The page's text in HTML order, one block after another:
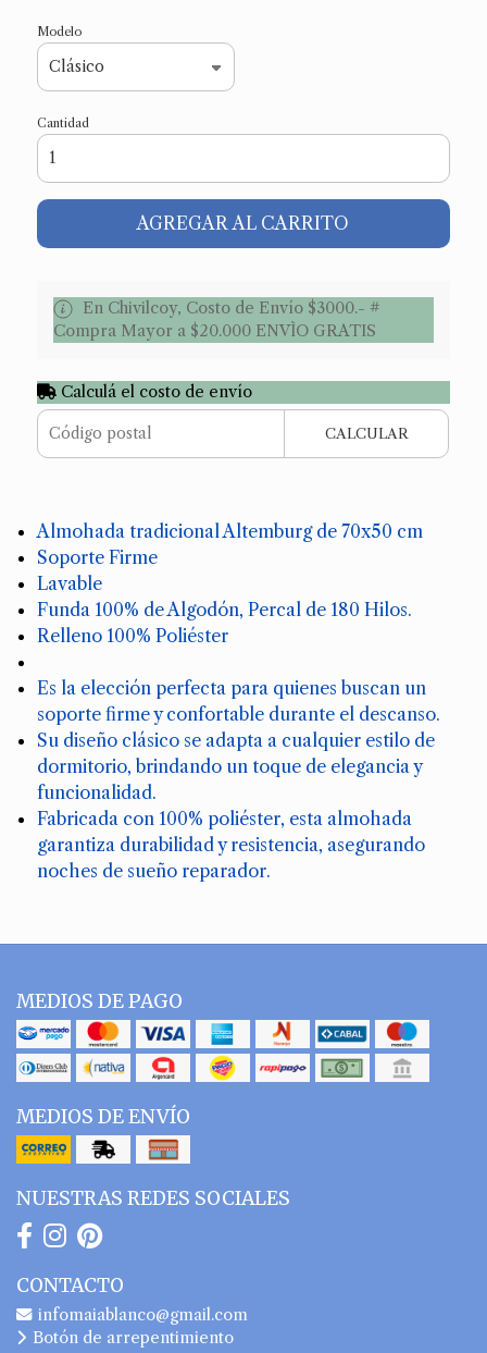
Modelo
Cantidad
AGREGAR AL CARRITO
En Chivilcoy, Costo de Envío $3000.- #
Compra Mayor a $20.000 ENVÌO GRATIS
Calculá el costo de envío
CALCULAR
Almohada tradicional Altemburg de 70x50 cm
Soporte Firme
Lavable
Funda 100% de Algodón, Percal de 180 Hilos.
Relleno 100% Poliéster
Es la elección perfecta para quienes buscan un
soporte firme y confortable durante el descanso.
Su diseño clásico se adapta a cualquier estilo de
dormitorio, brindando un toque de elegancia y
funcionalidad.
Fabricada con 100% poliéster, esta almohada
garantiza durabilidad y resistencia, asegurando
noches de sueño reparador.
MEDIOS DE PAGO
MEDIOS DE ENVÍO
NUESTRAS REDES SOCIALES
CONTACTO
infomaiablanco@gmail.com
Botón de arrepentimiento